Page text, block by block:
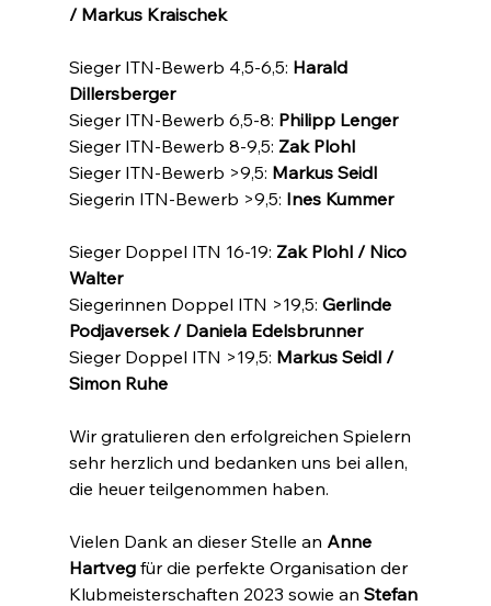
/ Markus Kraischek
Sieger ITN-Bewerb 4,5-6,5: Harald
Dillersberger
Sieger ITN-Bewerb 6,5-8: Philipp Lenger
Sieger ITN-Bewerb 8-9,5: Zak Plohl
Sieger ITN-Bewerb >9,5: Markus Seidl
Siegerin ITN-Bewerb >9,5: Ines Kummer
Sieger Doppel ITN 16-19: Zak Plohl / Nico
Walter
Siegerinnen Doppel ITN >19,5: Gerlinde
Podjaversek / Daniela Edelsbrunner
Sieger Doppel ITN >19,5: Markus Seidl /
Simon Ruhe
Wir gratulieren den erfolgreichen Spielern
sehr herzlich und bedanken uns bei allen,
die heuer teilgenommen haben.
Vielen Dank an dieser Stelle an Anne
Hartveg für die perfekte Organisation der
Klubmeisterschaften 2023 sowie an Stefan